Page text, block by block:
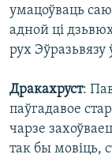
умацоўваць
адной ці
рух
Дракахруст:
паўгадавое
чарзе
так бы мовіць,